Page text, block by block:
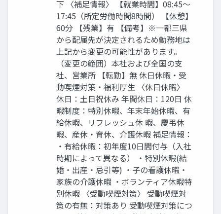
下 〈補足情報〉 【就業時間】08:45〜
17:45（所定労働時間8時間） 【休憩】
60分 【残業】有 【備考】※一都三県
から配属先が決定されるため勤務地は
上記から変更の可能性があります。
（変更の範囲）本社および全国の支
社、営業所 【転勤】無 休日休暇・受
動喫煙対策・福利厚⽣ 〈休日休暇〉
休日：土日祝休み 年間休日：120日 休
暇制度：特別休暇、年末年始休暇、有
給休暇、リフレッシュ休 暇、慶弔休
暇、産休・育休、介護休暇 補足情報：
・有給休暇：初年度10日間付与（入社
時期によって異なる） ・特別休暇(結
婚・出産・忌引等) ・子の看護休暇・
家族の介護休暇 ・ボランティア休暇特
別休暇 〈受動喫煙対策〉 受動喫煙対
策の有無：対策あり 受動喫煙対策につ